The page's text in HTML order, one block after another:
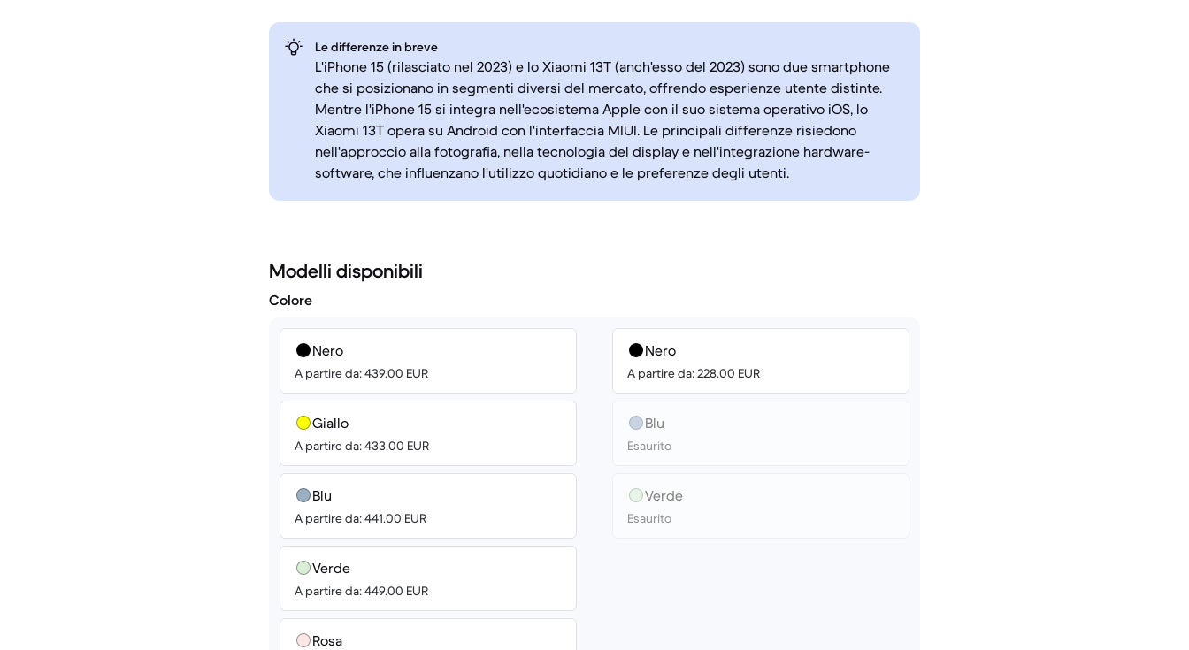
Le differenze in breve
L'iPhone 15 (rilasciato nel 2023) e lo Xiaomi 13T (anch'esso del 2023) sono due smartphone
che si posizionano in segmenti diversi del mercato, offrendo esperienze utente distinte.
Mentre l'iPhone 15 si integra nell'ecosistema Apple con il suo sistema operativo iOS, lo
Xiaomi 13T opera su Android con l'interfaccia MIUI. Le principali differenze risiedono
nell'approccio alla fotografia, nella tecnologia del display e nell'integrazione hardware-
software, che influenzano l'utilizzo quotidiano e le preferenze degli utenti.
Modelli disponibili
Colore
Nero
A partire da: 439.00 EUR
Giallo
A partire da: 433.00 EUR
Blu
A partire da: 441.00 EUR
Verde
A partire da: 449.00 EUR
Rosa
Nero
A partire da: 228.00 EUR
Blu
Esaurito
Verde
Esaurito